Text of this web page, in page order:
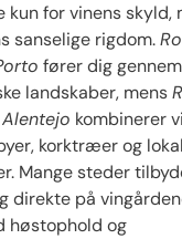
kun for vinens skyld,
sanselige rigdom.
fører dig gennem
landskaber, mens
kombinerer
korktræer og
Mange steder
direkte på
høstophold og